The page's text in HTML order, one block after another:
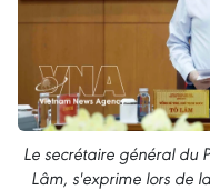
Le secrétaire général du
Lâm, s'exprime lors de